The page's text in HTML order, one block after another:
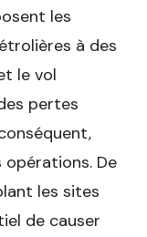
les
à des
le vol
pertes
De
les sites
de causer